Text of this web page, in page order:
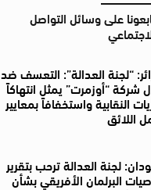
على وسائل التواصل
“لجنة العدالة”: التعسف ضد
شركة “أوزمرت” يمثل انتهاكاً
النقابية واستخفافاً بمعايير
اللائق
لجنة العدالة ترحب بتقرير
البرلمان الأفريقي بشأن